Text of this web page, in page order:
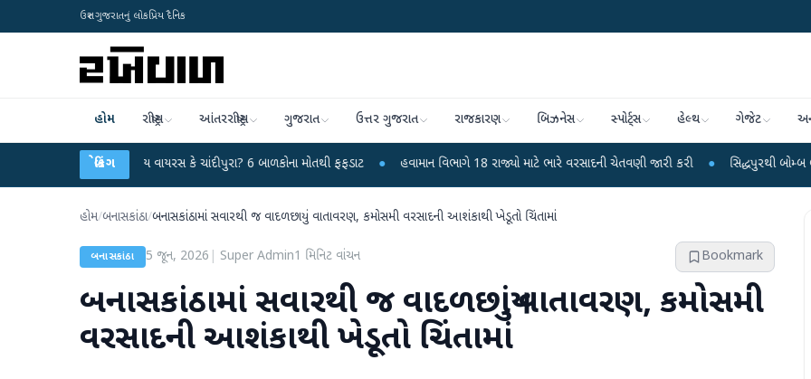
ઉત્તર ગુજરાતનું લોકપ્રિય દૈનિક
હોમ રાષ્ટ્રીય આંતરરાષ્ટ્રીય ગુજરાત ઉત્તર ગુજરાત રાજકારણ બિઝનેસ સ્પોર્ટ્સ હેલ્થ ગેજેટ
બ્રેકિંગ
રહસ્યમય વાયરસ કે ચાંદીપુરા? 6 બાળકોના મોતથી ફફડાટ ● હવામાન વિભાગે 18 રાજ્યો માટે ભારે વરસાદની ચેતવણી જારી કરી ● સિદ્ધપુરથી બોમ્બ બનાવવાની
હોમ/બનાસકાંઠા/બનાસકાંઠામાં સવારથી જ વાદળછાયું વાતાવરણ, કમોસમી વરસાદની આશંકાથી ખેડૂતો ચિંતામાં
બનાસકાંઠા 5 જૂન, 2026 Super Admin1 મિનિટ વાંચન Bookmark
બનાસકાંઠામાં સવારથી જ વાદળછાયું વાતાવરણ, કમોસમી
વરસાદની આશંકાથી ખેડૂતો ચિંતામાં